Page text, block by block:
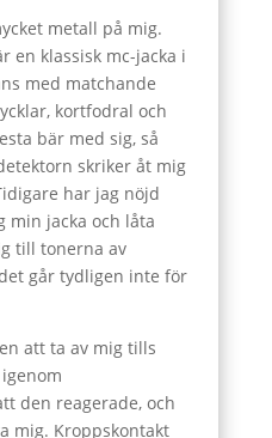
metall på mig.
en klassisk mc-jacka i
med matchande
kortfodral och
bär med sig, så
skriker åt mig
har jag nöjd
min jacka och låta
till tonerna av
går tydligen inte för
att ta av mig tills
den reagerade, och
mig. Kroppskontakt